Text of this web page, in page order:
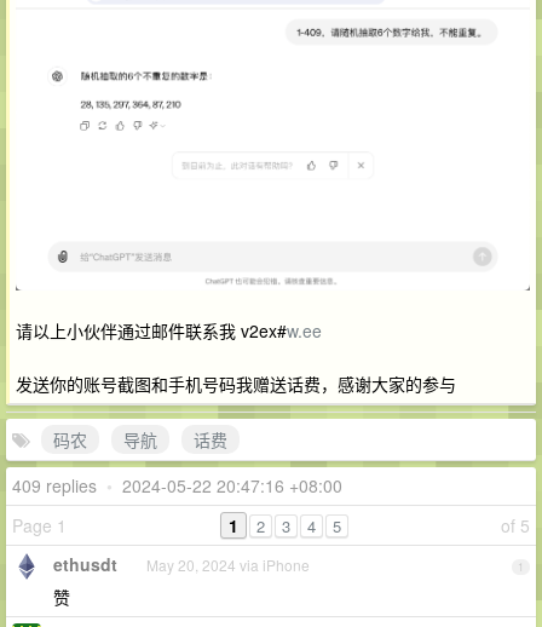
请以上小伙伴通过邮件联系我 v2ex#w.ee
发送你的账号截图和手机号码我赠送话费，感谢大家的参与
码农 导航
话费
409 replies • 2024-05-22 20:47:16 +08:00
Page 1
of 5
1 2 3 4 5
1
ethusdt May 20, 2024 via iPhone
赞